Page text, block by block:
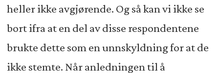
heller ikke avgjørende. Og så kan vi ikke se
bort ifra at en del av disse respondentene
brukte dette som en unnskyldning for at de
ikke stemte. Når anledningen til å